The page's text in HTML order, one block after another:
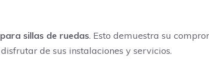
sillas de ruedas. Esto demuestra su
de sus instalaciones y servicios.